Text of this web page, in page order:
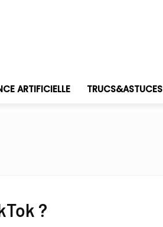
ARTIFICIELLE TRUCS&ASTUCES
?